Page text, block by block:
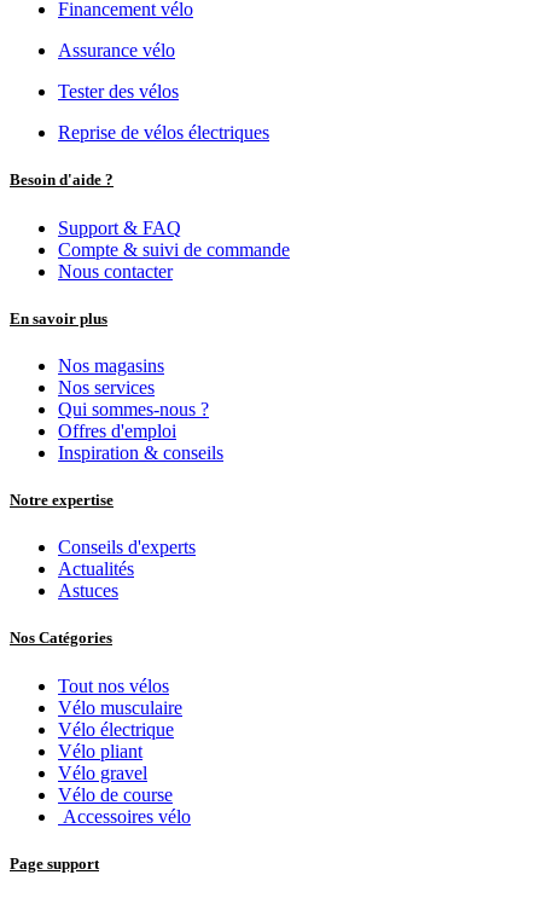
Financement vélo
Assurance vélo
Tester des vélos
Reprise de vélos électriques
Besoin d'aide ?
Support & FAQ
Compte & suivi de commande
Nous contacter
En savoir plus
Nos magasins
Nos services
Qui sommes-nous ?
Offres d'emploi
Inspiration & conseils
Notre expertise
Conseils d'experts
Actualités
Astuces
Nos Catégories
Tout nos vélos
Vélo musculaire
Vélo électrique
Vélo pliant
Vélo gravel
Vélo de course
Accessoires vélo
Page support